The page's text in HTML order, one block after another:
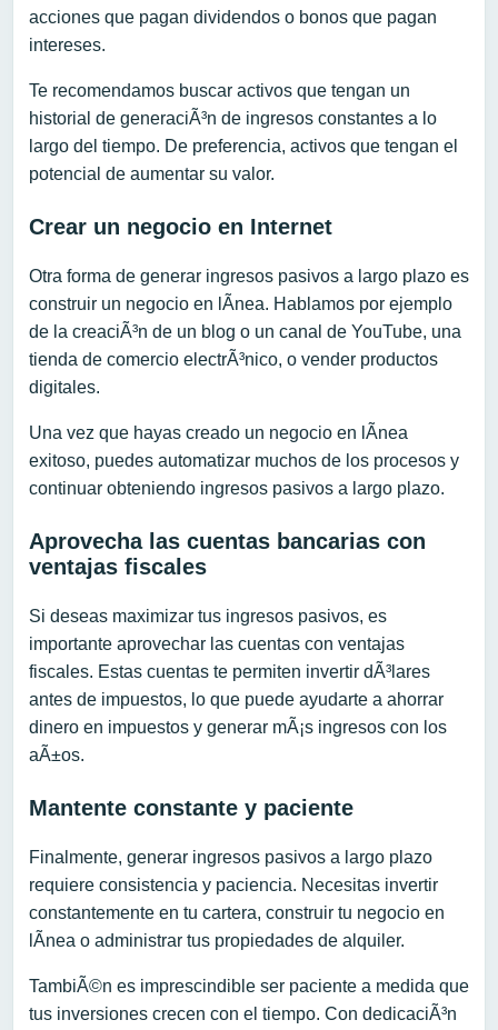
acciones que pagan dividendos o bonos que pagan
intereses.
Te recomendamos buscar activos que tengan un
historial de generaciÃ³n de ingresos constantes a lo
largo del tiempo. De preferencia, activos que tengan el
potencial de aumentar su valor.
Crear un negocio en Internet
Otra forma de generar ingresos pasivos a largo plazo es
construir un negocio en lÃ­nea. Hablamos por ejemplo
de la creaciÃ³n de un blog o un canal de YouTube, una
tienda de comercio electrÃ³nico, o vender productos
digitales.
Una vez que hayas creado un negocio en lÃ­nea
exitoso, puedes automatizar muchos de los procesos y
continuar obteniendo ingresos pasivos a largo plazo.
Aprovecha las cuentas bancarias con
ventajas fiscales
Si deseas maximizar tus ingresos pasivos, es
importante aprovechar las cuentas con ventajas
fiscales. Estas cuentas te permiten invertir dÃ³lares
antes de impuestos, lo que puede ayudarte a ahorrar
dinero en impuestos y generar mÃ¡s ingresos con los
aÃ±os.
Mantente constante y paciente
Finalmente, generar ingresos pasivos a largo plazo
requiere consistencia y paciencia. Necesitas invertir
constantemente en tu cartera, construir tu negocio en
lÃ­nea o administrar tus propiedades de alquiler.
TambiÃ©n es imprescindible ser paciente a medida que
tus inversiones crecen con el tiempo. Con dedicaciÃ³n